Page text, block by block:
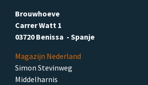
Brouwhoeve
Carrer Watt 1
03720 Benissa - Spanje
Magazijn Nederland
Simon Stevinweg
Middelharnis